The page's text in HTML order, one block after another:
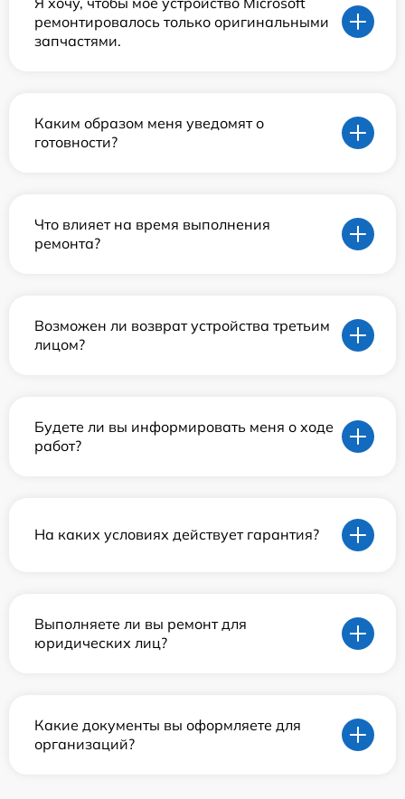
ремонтировалось только оригинальными
запчастями.
Каким образом меня уведомят о
готовности?
Что влияет на время выполнения
ремонта?
Возможен ли возврат устройства третьим
лицом?
Будете ли вы информировать меня о ходе
работ?
На каких условиях действует гарантия?
Выполняете ли вы ремонт для
юридических лиц?
Какие документы вы оформляете для
организаций?